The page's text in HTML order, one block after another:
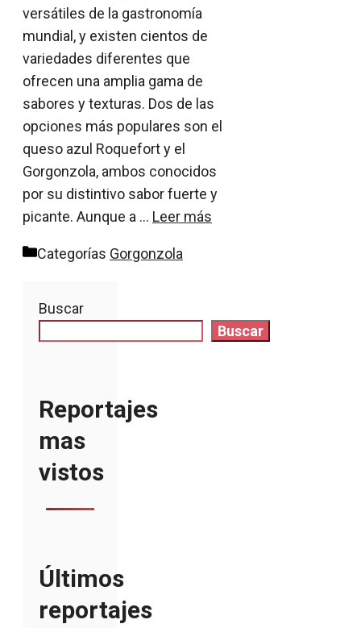
versátiles de la gastronomía
mundial, y existen cientos de
variedades diferentes que
ofrecen una amplia gama de
sabores y texturas. Dos de las
opciones más populares son el
queso azul Roquefort y el
Gorgonzola, ambos conocidos
por su distintivo sabor fuerte y
picante. Aunque a … Leer más
Categorías Gorgonzola
Buscar
Buscar
Reportajes
mas
vistos
Últimos
reportajes